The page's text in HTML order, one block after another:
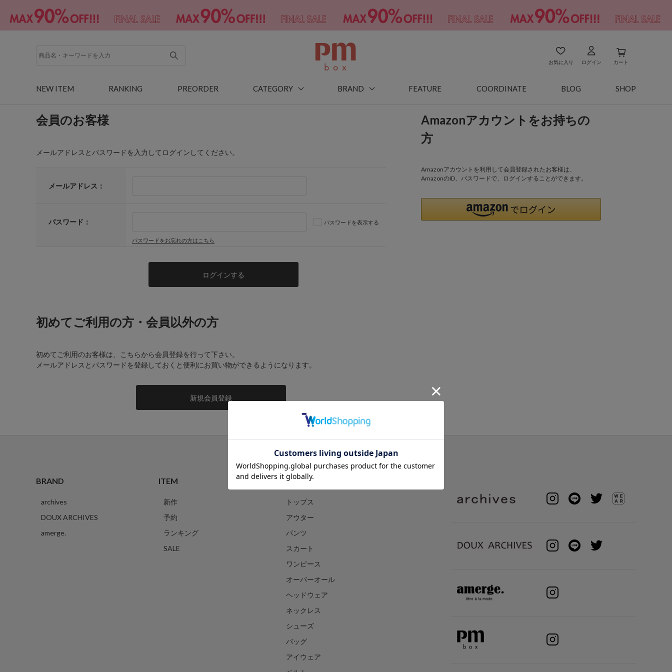
お気に入り ログイン カート
NEW ITEM RANKING PREORDER CATEGORY BRAND FEATURE COORDINATE BLOG SHOP
会員のお客様
メールアドレスとパスワードを入力してログインしてください。
メールアドレス：
パスワード： パスワードを表示する
パスワードをお忘れの方はこちら
Amazonアカウントをお持ちの
方
Amazonアカウントを利用して会員登録されたお客様は、
AmazonのID、パスワードで、ログインすることができます。
初めてご利用の方・会員以外の方
初めてご利用のお客様は、こちらから会員登録を行って下さい。
メールアドレスとパスワードを登録しておくと便利にお買い物ができるようになります。
BRAND
archives
DOUX ARCHIVES
amerge.
ITEM
新作
予約
ランキング
SALE
CATEGORY
トップス
アウター
パンツ
スカート
ワンピース
オーバーオール
ヘッドウェア
ネックレス
シューズ
バッグ
アイウェア